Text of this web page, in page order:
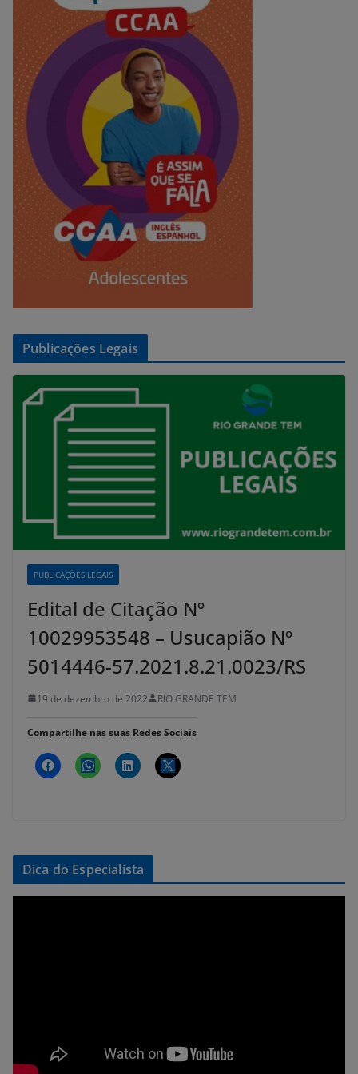
Publicações Legais
PUBLICAÇÕES LEGAIS
Edital de Citação Nº
10029953548 – Usucapião Nº
5014446-57.2021.8.21.0023/RS
19 de dezembro de 2022 RIO GRANDE TEM
Compartilhe nas suas Redes Sociais
Dica do Especialista